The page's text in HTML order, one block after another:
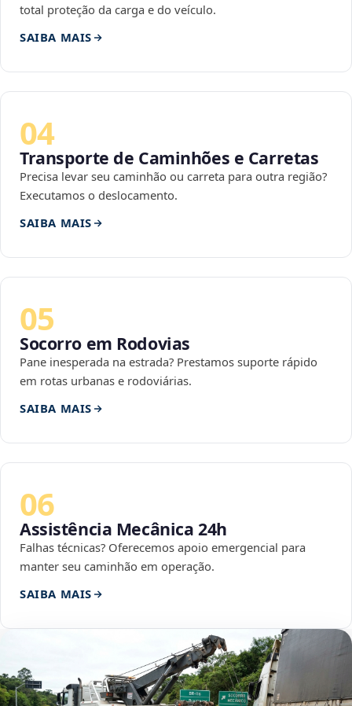
total proteção da carga e do veículo.
SAIBA MAIS
04
Transporte de Caminhões e Carretas
Precisa levar seu caminhão ou carreta para outra região?
Executamos o deslocamento.
SAIBA MAIS
05
Socorro em Rodovias
Pane inesperada na estrada? Prestamos suporte rápido
em rotas urbanas e rodoviárias.
SAIBA MAIS
06
Assistência Mecânica 24h
Falhas técnicas? Oferecemos apoio emergencial para
manter seu caminhão em operação.
SAIBA MAIS